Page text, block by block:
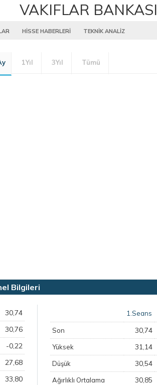
VAKIFLAR BANKASI
HİSSE HABERLERİ TEKNİK ANALİZ
1Yıl 3Yıl Tümü
Bilgileri
30,74
30,76
-0,22
27,68
33,80
1.Seans
Son 30,74
Yüksek 31,14
Düşük 30,54
Ağırlıklı Ortalama 30,85